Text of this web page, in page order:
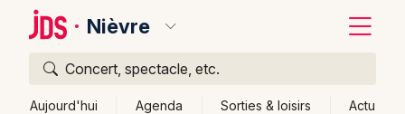
Nièvre
Concert, spectacle, etc.
Aujourd'hui Agenda Sorties & loisirs Actu
Quoi ?